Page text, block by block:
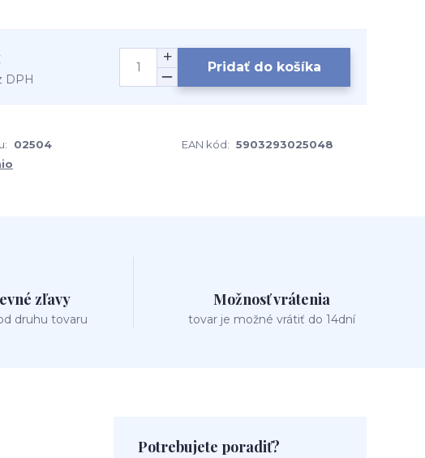
DPH
Pridať do košíka
02504 EAN kód: 5903293025048
zľavy
druhu tovaru
Možnosť vrátenia
tovar je možné vrátiť do 14dní
Potrebujete poradiť?